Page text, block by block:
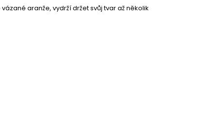
aranže, vydrží držet svůj tvar až několik